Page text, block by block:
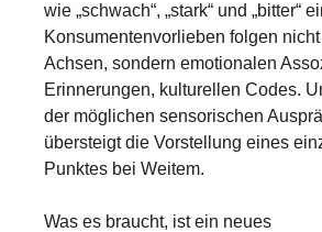
wie „schwach“, „stark“ und „bitter“
Konsumentenvorlieben folgen
Achsen, sondern emotionalen
Erinnerungen, kulturellen Codes.
der möglichen sensorischen
übersteigt die Vorstellung eines
Punktes bei Weitem.
Was es braucht, ist ein neues